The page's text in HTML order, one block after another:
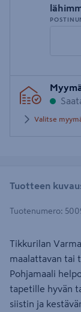
Valitse
Tuotteen
Tuotenumero:
Tikkurilan
maalattavan tai
Pohjamaali
tapetille hyvän
siistin ja